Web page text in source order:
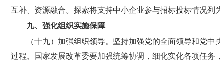
互补、资源融合。探索将支持中小企业参与招标投标情况列
九、强化组织实施保障
（十九）加强组织领导。 坚持加强党的全面领导和党中
过程。国家发展改革委要加强统筹协调，细化实化各项任